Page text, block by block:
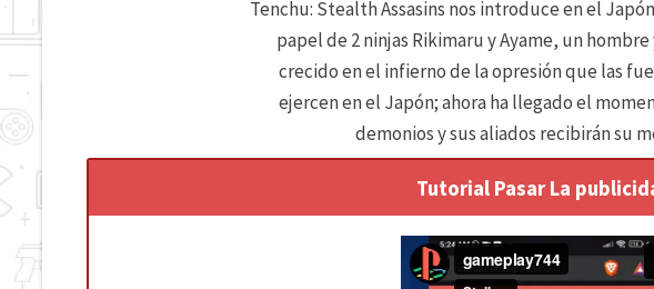
Tenchu: Stealth Assasins nos introduce en el
papel de 2 ninjas Rikimaru y Ayame, un
crecido en el infierno de la opresión que las
ejercen en el Japón; ahora ha llegado el
demonios y sus aliados recibirán su
Tutorial Pasar La